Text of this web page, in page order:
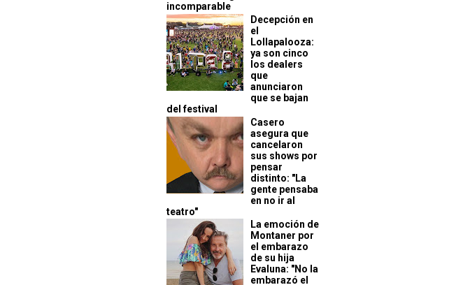
incomparable
Decepción en
el
Lollapalooza:
ya son cinco
los dealers
que
anunciaron
que se bajan
del festival
Casero
asegura que
cancelaron
sus shows por
pensar
distinto: "La
gente pensaba
en no ir al
teatro"
La emoción de
Montaner por
el embarazo
de su hija
Evaluna: "No la
embarazó el